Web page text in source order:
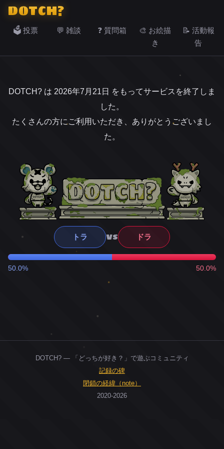
DOTCH?
🗳️ 投票 💬 雑談 ❓ 質問箱
🎨 お絵描
き
📝 活動報
告
DOTCH? は 2026年7月21日 をもってサービスを終了しま
した。
たくさんの方にご利用いただき、ありがとうございまし
た。
トラ VS ドラ
50.0% 50.0%
DOTCH? — 「どっちが好き？」で遊ぶコミュニティ
記録の碑
閉鎖の経緯（note）
2020-2026